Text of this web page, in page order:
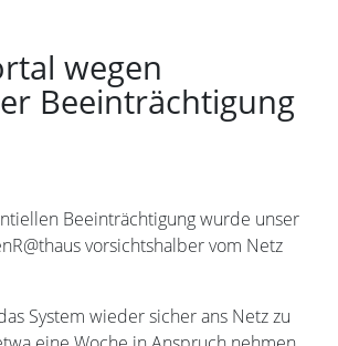
wegen
Beeinträchtigung
Beeinträchtigung wurde unser
vorsichtshalber vom Netz
System wieder sicher ans Netz zu